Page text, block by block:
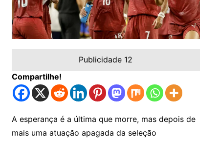
Publicidade 12
Compartilhe!
A esperança é a última que morre, mas depois de
mais uma atuação apagada da seleção